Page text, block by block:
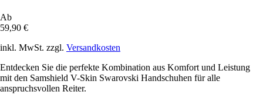
Ab
59,90 €
inkl. MwSt. zzgl. Versandkosten
Entdecken Sie die perfekte Kombination aus Komfort und Leistung
mit den Samshield V-Skin Swarovski Handschuhen für alle
anspruchsvollen Reiter.